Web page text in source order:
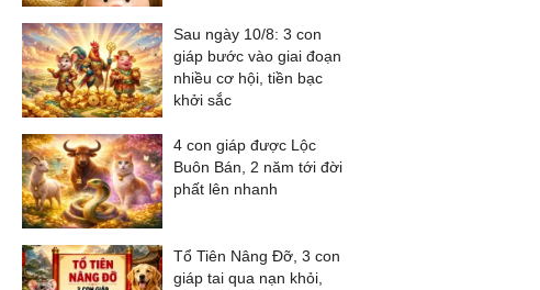
Sau ngày 10/8: 3 con
giáp bước vào giai đoạn
nhiều cơ hội, tiền bạc
khởi sắc
4 con giáp được Lộc
Buôn Bán, 2 năm tới đời
phất lên nhanh
Tổ Tiên Nâng Đỡ, 3 con
giáp tai qua nạn khỏi,